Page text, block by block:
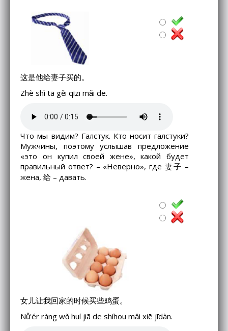
这是他给妻子买的。
Zhè shì tā gěi qīzi mǎi de.
Что мы видим? Галстук. Кто носит галстуки?
Мужчины, поэтому услышав предложение
«это он купил своей жене», какой будет
правильный ответ? – «Неверно», где 妻子 –
жена, 给 – давать.
女儿让我回家的时候买些鸡蛋。
Nǚ'ér ràng wǒ huí jiā de shíhou mǎi xiē jīdàn.